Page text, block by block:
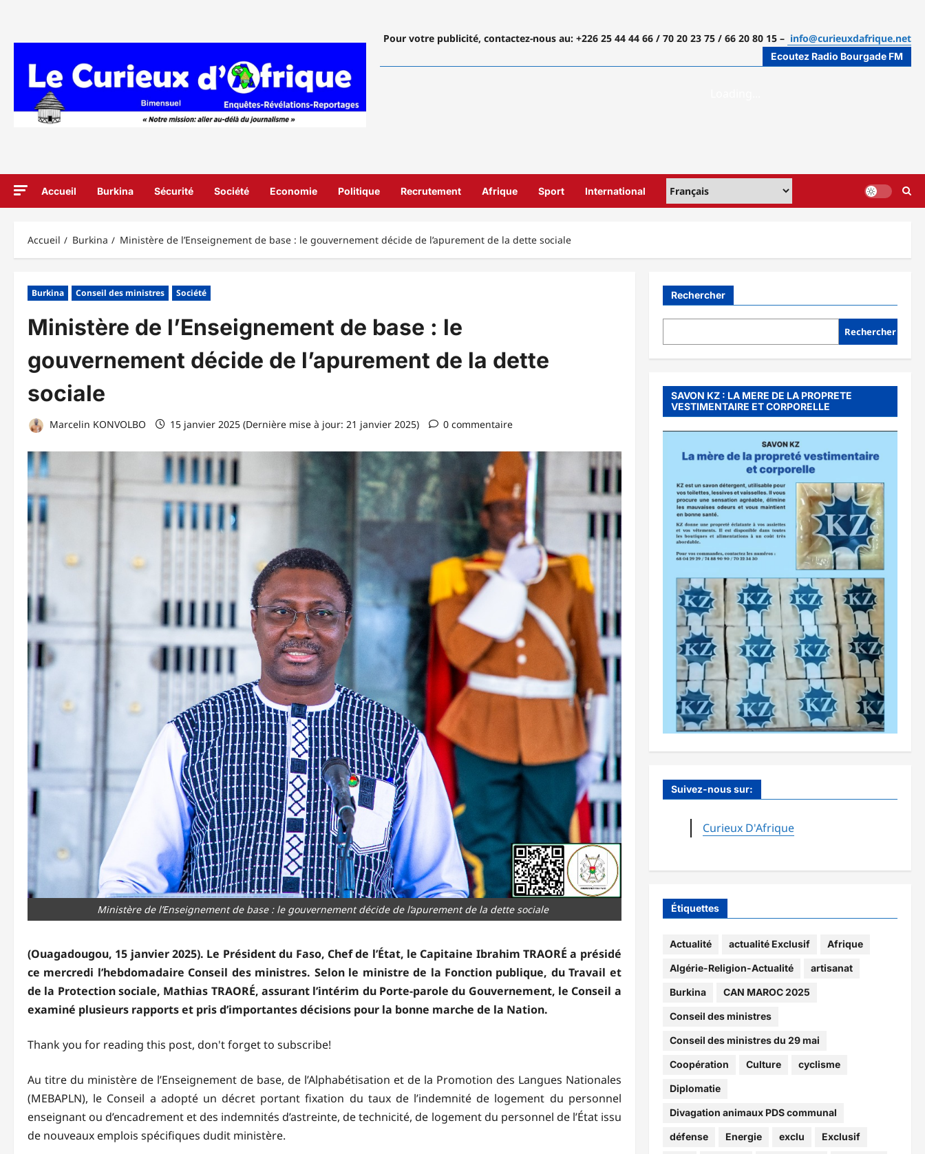
Pour votre publicité, contactez-nous au: +226 25 44 44 66 / 70 20 23 75 / 66 20 80 15 – info@curieuxdafrique.net
Ecoutez Radio Bourgade FM
Accueil Burkina Sécurité Société Economie Politique Recrutement Afrique Sport International
Accueil Burkina Ministère de l’Enseignement de base : le gouvernement décide de l’apurement de la dette sociale
Burkina Conseil des ministres Société
Ministère de l’Enseignement de base : le
gouvernement décide de l’apurement de la dette
sociale
Marcelin KONVOLBO 15 janvier 2025 (Dernière mise à jour: 21 janvier 2025) 0 commentaire
Ministère de l’Enseignement de base : le gouvernement décide de l’apurement de la dette sociale
(Ouagadougou, 15 janvier 2025). Le Président du Faso, Chef de l’État, le Capitaine Ibrahim TRAORÉ a présidé
ce mercredi l’hebdomadaire Conseil des ministres. Selon le ministre de la Fonction publique, du Travail et
de la Protection sociale, Mathias TRAORÉ, assurant l’intérim du Porte-parole du Gouvernement, le Conseil a
examiné plusieurs rapports et pris d’importantes décisions pour la bonne marche de la Nation.
Thank you for reading this post, don't forget to subscribe!
Au titre du ministère de l’Enseignement de base, de l’Alphabétisation et de la Promotion des Langues Nationales
(MEBAPLN), le Conseil a adopté un décret portant fixation du taux de l’indemnité de logement du personnel
enseignant ou d’encadrement et des indemnités d’astreinte, de technicité, de logement du personnel de l’État issu
de nouveaux emplois spécifiques dudit ministère.
Rechercher
Rechercher
SAVON KZ : LA MERE DE LA PROPRETE
VESTIMENTAIRE ET CORPORELLE
Suivez-nous sur:
Curieux D'Afrique
Étiquettes
Actualité actualité Exclusif Afrique
Algérie-Religion-Actualité artisanat
Burkina CAN MAROC 2025
Conseil des ministres
Conseil des ministres du 29 mai
Coopération Culture cyclisme
Diplomatie
Divagation animaux PDS communal
défense Energie exclu Exclusif